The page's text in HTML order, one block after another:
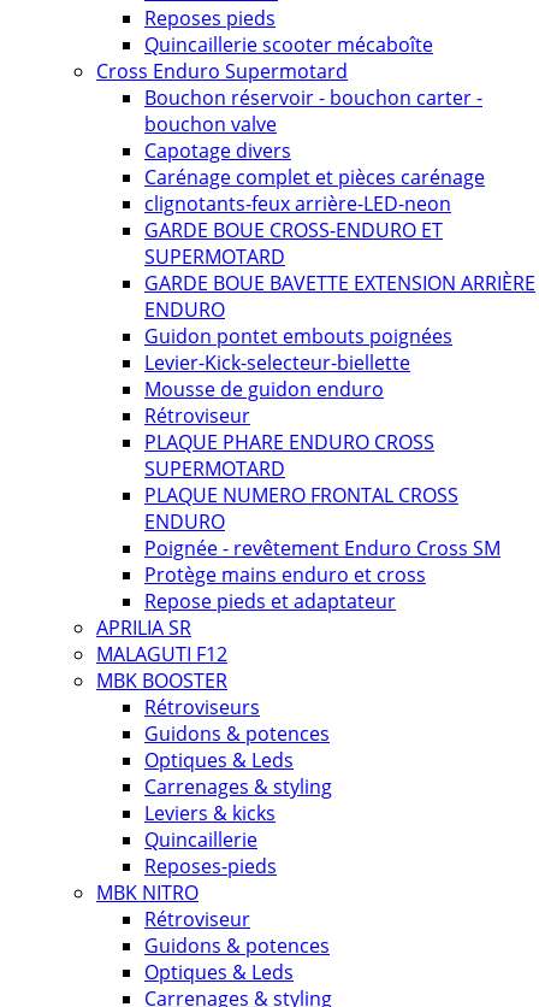
Reposes pieds
Quincaillerie scooter mécaboîte
Cross Enduro Supermotard
Bouchon réservoir - bouchon carter -
bouchon valve
Capotage divers
Carénage complet et pièces carénage
clignotants-feux arrière-LED-neon
GARDE BOUE CROSS-ENDURO ET
SUPERMOTARD
GARDE BOUE BAVETTE EXTENSION ARRIÈRE
ENDURO
Guidon pontet embouts poignées
Levier-Kick-selecteur-biellette
Mousse de guidon enduro
Rétroviseur
PLAQUE PHARE ENDURO CROSS
SUPERMOTARD
PLAQUE NUMERO FRONTAL CROSS
ENDURO
Poignée - revêtement Enduro Cross SM
Protège mains enduro et cross
Repose pieds et adaptateur
APRILIA SR
MALAGUTI F12
MBK BOOSTER
Rétroviseurs
Guidons & potences
Optiques & Leds
Carrenages & styling
Leviers & kicks
Quincaillerie
Reposes-pieds
MBK NITRO
Rétroviseur
Guidons & potences
Optiques & Leds
Carrenages & styling